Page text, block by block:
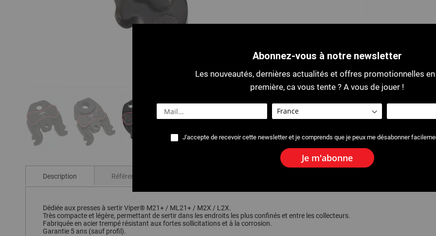
au
la
d’images
Description
Dédiée aux presses à sertir Viper® M21+ / ML21+ / M2X / L2X.
Très compacte et légère, permettant de sertir dans les endroits les plus confinés et entre les collecteurs.
Fabriquée en acier trempé résistant aux fortes sollicitations et à la corrosion.
Garantie 5 ans (sauf profil).
Références
Abonnez-vous à notre newsletter
Les nouveautés, dernières actualités et offres promotionnelles en
première, ca vous tente ? A vous de jouer !
J'accepte de recevoir cette newsletter et je comprends que je peux me désabonner
Je m'abonne